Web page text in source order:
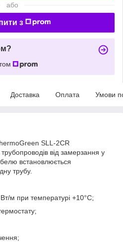
або
з
Доставка Оплата Умови
SLL-2CR
від замерзання у
встановлюється
трубу.
м при температурі +10°C;